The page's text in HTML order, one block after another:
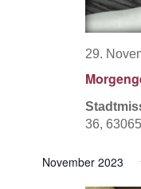
29.
36,
November 2023